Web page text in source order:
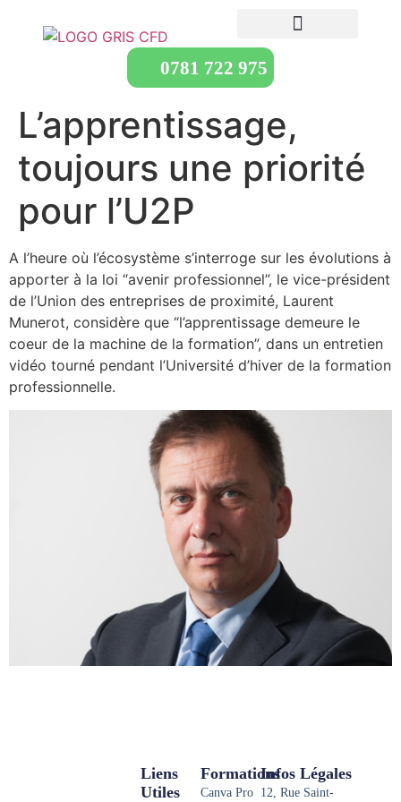
0781 722 975
L’apprentissage,
toujours une priorité
pour l’U2P
A l’heure où l’écosystème s’interroge sur les évolutions à
apporter à la loi “avenir professionnel”, le vice-président
de l’Union des entreprises de proximité, Laurent
Munerot, considère que “l’apprentissage demeure le
coeur de la machine de la formation”, dans un entretien
vidéo tourné pendant l’Université d’hiver de la formation
professionnelle.
Formations
Canva Pro
Liens
Utiles
Infos Légales
12, Rue Saint-